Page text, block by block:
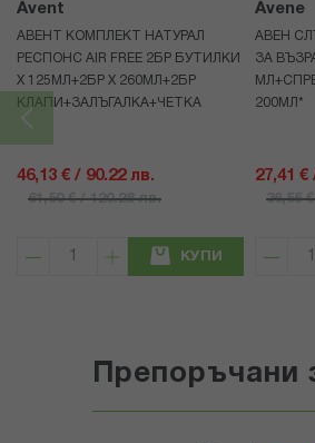
Avent
АВЕНТ КОМПЛЕКТ НАТУРАЛ
РЕСПОНС AIR FREE 2БР БУТИЛКИ
Х 125МЛ+2БР Х 260МЛ+2БР
КЛАПИ+ЗАЛЪГАЛКА+ЧЕТКА
46,13 € / 90.22 лв.
61,50 € / 120.28 лв.
КУПИ
Avene
АВЕН
ЗА
200МЛ*
27,41 €
36,55
Препоръчани